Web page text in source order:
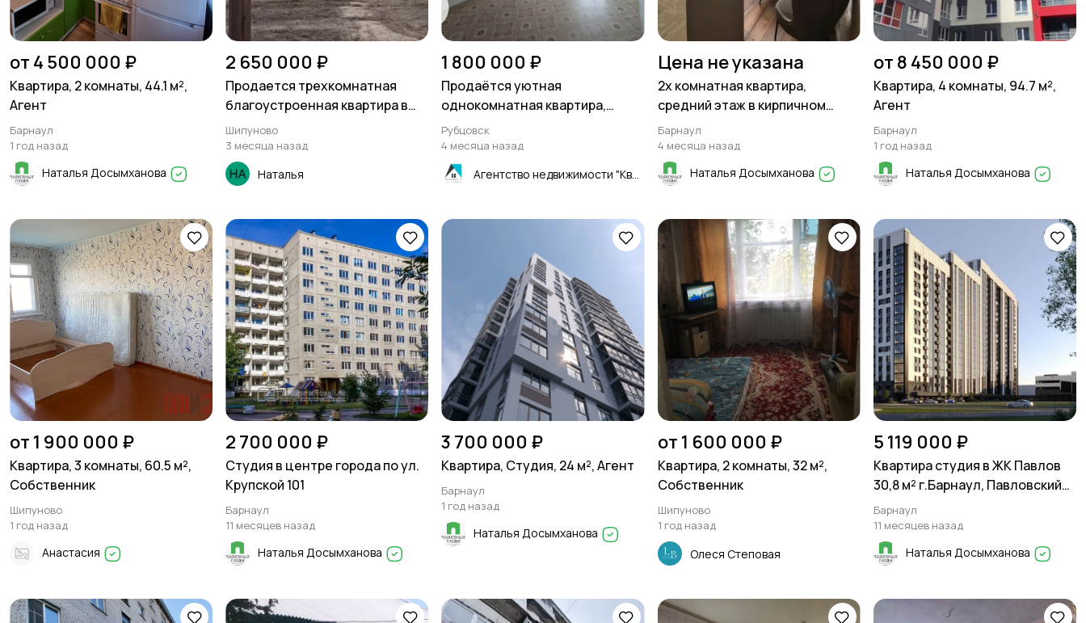
от 4 500 000 ₽
Квартира, 2 комнаты, 44.1 м²,
Агент
Барнаул
1 год назад
Наталья Досымханова
2 650 000 ₽
Продается трехкомнатная
благоустроенная квартира в
двухквартирном доме
Шипуново
3 месяца назад
Наталья
1 800 000 ₽
Продаётся уютная
однокомнатная квартира,
город Рубцовск, улица
Федоренко
Рубцовск
4 месяца назад
Цена не указана
2х комнатная квартира,
средний этаж в кирпичном
доме, 44 м² в центре Барнаула!
Барнаул
4 месяца назад
Наталья Досымханова
от 8 450 000 ₽
Квартира, 4 комнаты, 94.7 м²,
Агент
Барнаул
1 год назад
Наталья Досымханова
от 1 900 000 ₽
Квартира, 3 комнаты, 60.5 м²,
Собственник
Шипуново
1 год назад
Анастасия
2 700 000 ₽
Студия в центре города по ул.
Крупской 101
Барнаул
11 месяцев назад
Наталья Досымханова
3 700 000 ₽
Квартира, Студия, 24 м², Агент
Барнаул
1 год назад
Наталья Досымханова
от 1 600 000 ₽
Квартира, 2 комнаты, 32 м²,
Собственник
Шипуново
1 год назад
Олеся Степовая
5 119 000 ₽
Квартира студия в ЖК Павлов
30,8 м² г.Барнаул, Павловский
тракт, 251Б
Барнаул
11 месяцев назад
Наталья Досымханова